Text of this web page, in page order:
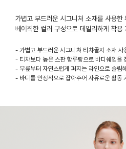
가볍고 부드러운 시그니처 소재를 사용한
베이직한 컬러 구성으로 데일리하게 착용
- 가볍고 부드러운 시그니쳐 티챠골지 소재 사
- 티챠보다 높은 스판 함류량으로 바디쉐입을
- 무릎부터 자연스럽게 퍼지는 라인으로 슬림
- 바디를 안정적으로 잡아주어 자유로운 활동